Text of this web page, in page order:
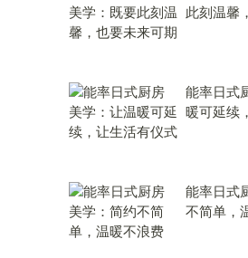
此刻温馨
能率日式
暖可延续
能率日式
不简单，